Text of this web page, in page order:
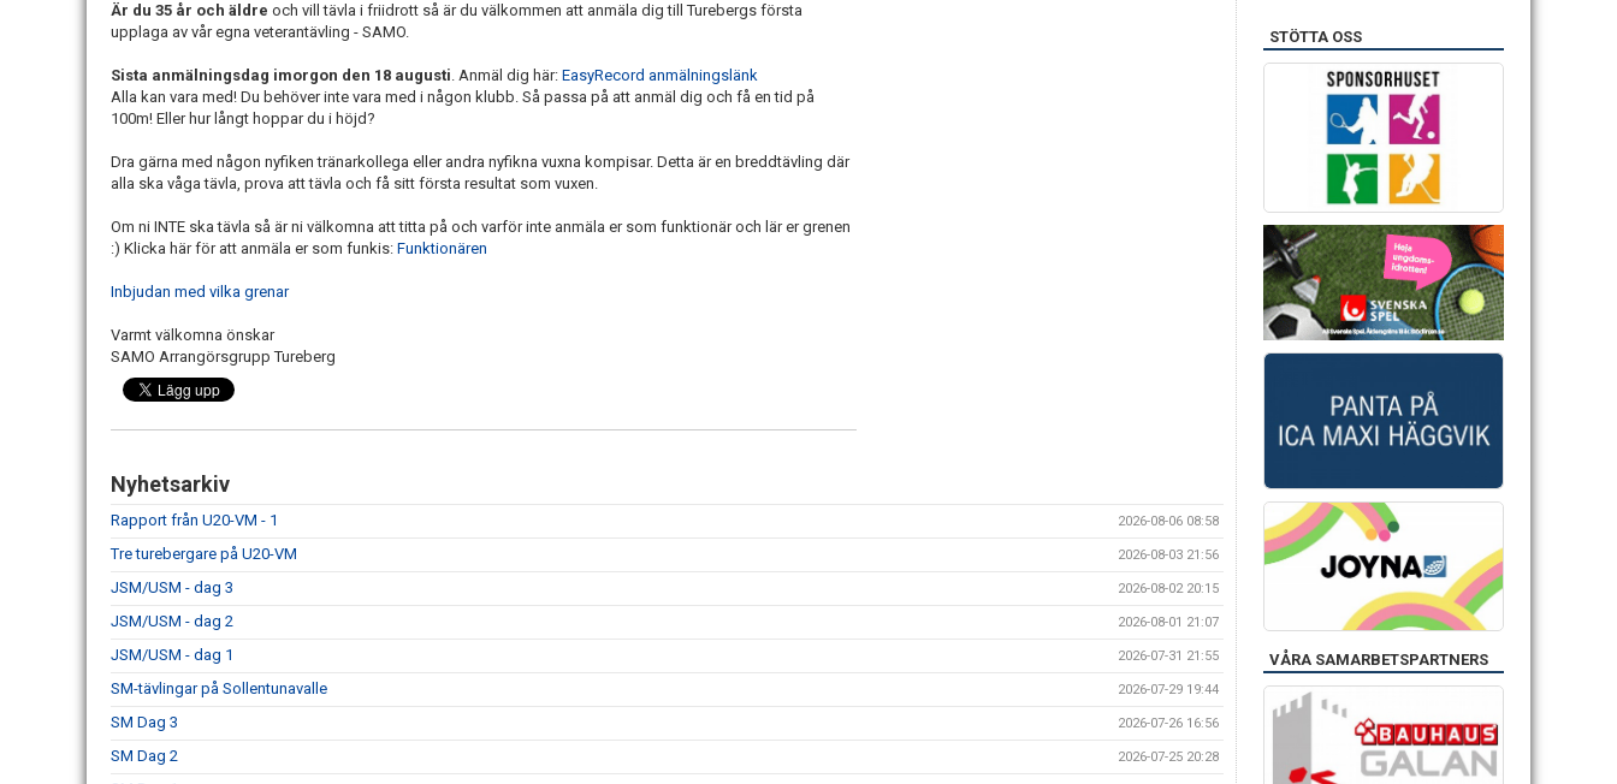
Är du 35 år och äldre och vill tävla i friidrott så är du välkommen att anmäla dig till Turebergs första
upplaga av vår egna veterantävling - SAMO.
Sista anmälningsdag imorgon den 18 augusti. Anmäl dig här: EasyRecord anmälningslänk
Alla kan vara med! Du behöver inte vara med i någon klubb. Så passa på att anmäl dig och få en tid på
100m! Eller hur långt hoppar du i höjd?
Dra gärna med någon nyfiken tränarkollega eller andra nyfikna vuxna kompisar. Detta är en breddtävling där
alla ska våga tävla, prova att tävla och få sitt första resultat som vuxen.
Om ni INTE ska tävla så är ni välkomna att titta på och varför inte anmäla er som funktionär och lär er grenen
:) Klicka här för att anmäla er som funkis: Funktionären
Inbjudan med vilka grenar
Varmt välkomna önskar
SAMO Arrangörsgrupp Tureberg
Nyhetsarkiv
Rapport från U20-VM - 1 2026-08-06 08:58
Tre turebergare på U20-VM 2026-08-03 21:56
JSM/USM - dag 3 2026-08-02 20:15
JSM/USM - dag 2 2026-08-01 21:07
JSM/USM - dag 1 2026-07-31 21:55
SM-tävlingar på Sollentunavalle 2026-07-29 19:44
SM Dag 3 2026-07-26 16:56
SM Dag 2 2026-07-25 20:28
STÖTTA OSS
VÅRA SAMARBETSPARTNERS